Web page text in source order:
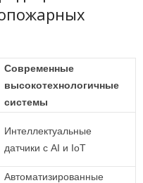
Современные
высокотехнологичные
системы
Интеллектуальные
датчики с AI и IoT
Автоматизированные